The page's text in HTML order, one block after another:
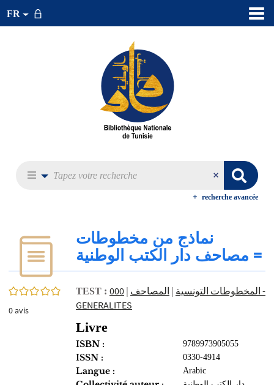
FR
recherche avancée
0/5
0avis
نماذج من مخطوطات
مصاحف دار الكتب الوطنية‏ =
TEST : المخطوطات‏ التونسية | المصاحف‏ |
000 -
GENERALITES
Livre
ISBN : 9789973905055
ISSN : 0330-4914
Langue : Arabic